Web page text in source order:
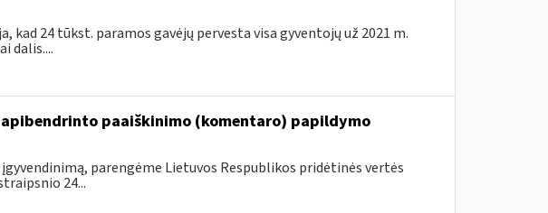
kad 24 tūkst. paramos gavėjų pervesta visa gyventojų už 2021 m.
dalis....
paaiškinimo (komentaro) papildymo
parengėme Lietuvos Respublikos pridėtinės vertės
24...